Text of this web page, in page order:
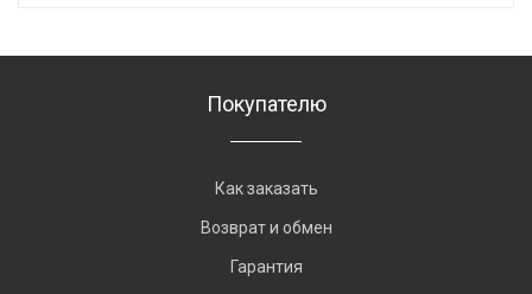
Покупателю
Как заказать
Возврат и обмен
Гарантия